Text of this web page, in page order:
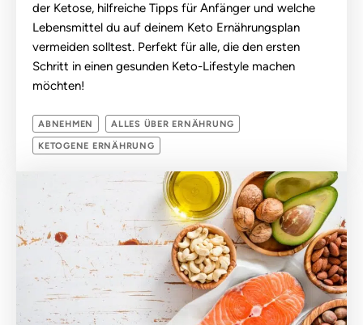
der Ketose, hilfreiche Tipps für Anfänger und welche
Lebensmittel du auf deinem Keto Ernährungsplan
vermeiden solltest. Perfekt für alle, die den ersten
Schritt in einen gesunden Keto-Lifestyle machen
möchten!
ABNEHMEN ALLES ÜBER ERNÄHRUNG
KETOGENE ERNÄHRUNG